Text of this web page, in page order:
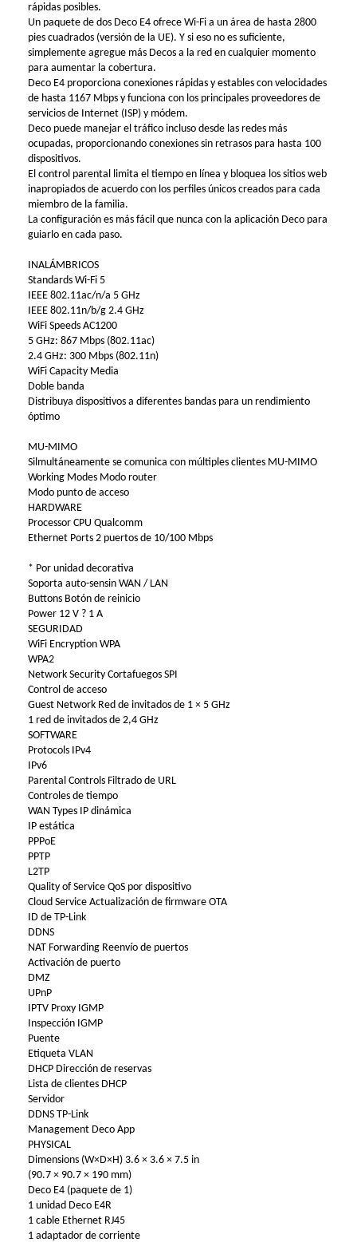
rápidas posibles.
Un paquete de dos Deco E4 ofrece Wi-Fi a un área de hasta 2800
pies cuadrados (versión de la UE). Y si eso no es suficiente,
simplemente agregue más Decos a la red en cualquier momento
para aumentar la cobertura.
Deco E4 proporciona conexiones rápidas y estables con velocidades
de hasta 1167 Mbps y funciona con los principales proveedores de
servicios de Internet (ISP) y módem.
Deco puede manejar el tráfico incluso desde las redes más
ocupadas, proporcionando conexiones sin retrasos para hasta 100
dispositivos.
El control parental limita el tiempo en línea y bloquea los sitios web
inapropiados de acuerdo con los perfiles únicos creados para cada
miembro de la familia.
La configuración es más fácil que nunca con la aplicación Deco para
guiarlo en cada paso.
INALÁMBRICOS
Standards Wi-Fi 5
IEEE 802.11ac/n/a 5 GHz
IEEE 802.11n/b/g 2.4 GHz
WiFi Speeds AC1200
5 GHz: 867 Mbps (802.11ac)
2.4 GHz: 300 Mbps (802.11n)
WiFi Capacity Media
Doble banda
Distribuya dispositivos a diferentes bandas para un rendimiento
óptimo
MU-MIMO
Silmultáneamente se comunica con múltiples clientes MU-MIMO
Working Modes Modo router
Modo punto de acceso
HARDWARE
Processor CPU Qualcomm
Ethernet Ports 2 puertos de 10/100 Mbps
* Por unidad decorativa
Soporta auto-sensin WAN / LAN
Buttons Botón de reinicio
Power 12 V ? 1 A
SEGURIDAD
WiFi Encryption WPA
WPA2
Network Security Cortafuegos SPI
Control de acceso
Guest Network Red de invitados de 1 × 5 GHz
1 red de invitados de 2,4 GHz
SOFTWARE
Protocols IPv4
IPv6
Parental Controls Filtrado de URL
Controles de tiempo
WAN Types IP dinámica
IP estática
PPPoE
PPTP
L2TP
Quality of Service QoS por dispositivo
Cloud Service Actualización de firmware OTA
ID de TP-Link
DDNS
NAT Forwarding Reenvío de puertos
Activación de puerto
DMZ
UPnP
IPTV Proxy IGMP
Inspección IGMP
Puente
Etiqueta VLAN
DHCP Dirección de reservas
Lista de clientes DHCP
Servidor
DDNS TP-Link
Management Deco App
PHYSICAL
Dimensions (W×D×H) 3.6 × 3.6 × 7.5 in
(90.7 × 90.7 × 190 mm)
Deco E4 (paquete de 1)
1 unidad Deco E4R
1 cable Ethernet RJ45
1 adaptador de corriente